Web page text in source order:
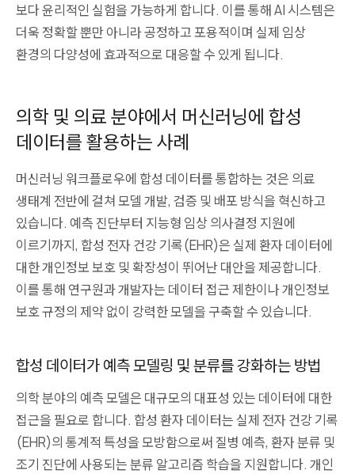
보다 윤리적인 실험을 가능하게 합니다. 이를 통해 AI 시스템은
더욱 정확할 뿐만 아니라 공정하고 포용적이며 실제 임상
환경의 다양성에 효과적으로 대응할 수 있게 됩니다.
의학 및 의료 분야에서 머신러닝에 합성
데이터를 활용하는 사례
머신러닝 워크플로우에 합성 데이터를 통합하는 것은 의료
생태계 전반에 걸쳐 모델 개발, 검증 및 배포 방식을 혁신하고
있습니다. 예측 진단부터 지능형 임상 의사결정 지원에
이르기까지, 합성 전자 건강 기록(EHR)은 실제 환자 데이터에
대한 개인정보 보호 및 확장성이 뛰어난 대안을 제공합니다.
이를 통해 연구원과 개발자는 데이터 접근 제한이나 개인정보
보호 규정의 제약 없이 강력한 모델을 구축할 수 있습니다.
합성 데이터가 예측 모델링 및 분류를 강화하는 방법
의학 분야의 예측 모델은 대규모의 대표성 있는 데이터에 대한
접근을 필요로 합니다. 합성 환자 데이터는 실제 전자 건강 기록
(EHR)의 통계적 특성을 모방함으로써 질병 예측, 환자 분류 및
조기 진단에 사용되는 분류 알고리즘 학습을 지원합니다. 개인